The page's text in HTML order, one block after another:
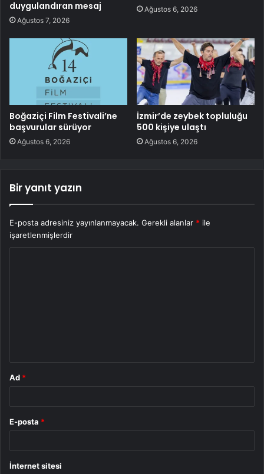
duygulandıran mesaj
Ağustos 7, 2026
Ağustos 6, 2026
Boğaziçi Film Festivali’ne
başvurular sürüyor
Ağustos 6, 2026
İzmir’de zeybek topluluğu
500 kişiye ulaştı
Ağustos 6, 2026
Bir yanıt yazın
E-posta adresiniz yayınlanmayacak. Gerekli alanlar * ile
işaretlenmişlerdir
Ad *
E-posta *
İnternet sitesi